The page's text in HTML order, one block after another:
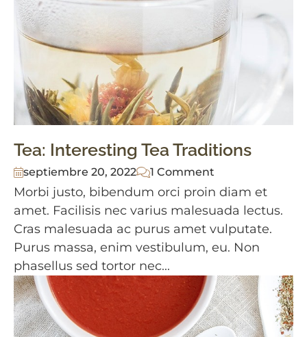
Tea: Interesting Tea Traditions
septiembre 20, 2022 1 Comment
Morbi justo, bibendum orci proin diam et
amet. Facilisis nec varius malesuada lectus.
Cras malesuada ac purus amet vulputate.
Purus massa, enim vestibulum, eu. Non
phasellus sed tortor nec...